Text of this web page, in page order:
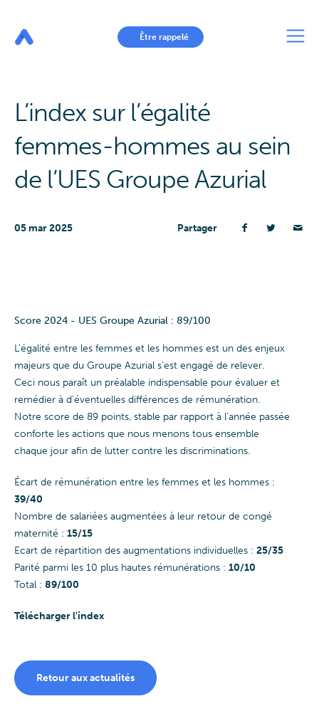
principal
Être rappelé
L’index sur l’égalité
femmes-hommes au sein
de l’UES Groupe Azurial
05 mar 2025 Partager
Score 2024 - UES Groupe Azurial : 89/100
L’égalité entre les femmes et les hommes est un des enjeux
majeurs que du Groupe Azurial s’est engagé de relever.
Ceci nous paraît un préalable indispensable pour évaluer et
remédier à d’éventuelles différences de rémunération.
Notre score de 89 points, stable par rapport à l’année passée
conforte les actions que nous menons tous ensemble
chaque jour afin de lutter contre les discriminations.
Écart de rémunération entre les femmes et les hommes :
39/40
Nombre de salariées augmentées à leur retour de congé
maternité : 15/15
Ecart de répartition des augmentations individuelles : 25/35
Parité parmi les 10 plus hautes rémunérations : 10/10
Total : 89/100
Télécharger l'index
Retour aux actualités